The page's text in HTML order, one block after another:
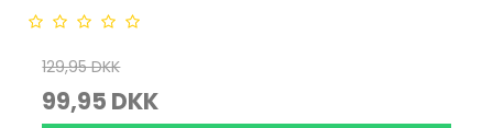
129,95 DKK
99,95 DKK